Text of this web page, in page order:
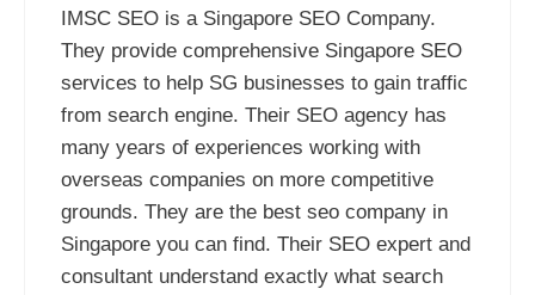
IMSC SEO is a Singapore SEO Company.
They provide comprehensive Singapore SEO
services to help SG businesses to gain traffic
from search engine. Their SEO agency has
many years of experiences working with
overseas companies on more competitive
grounds. They are the best seo company in
Singapore you can find. Their SEO expert and
consultant understand exactly what search